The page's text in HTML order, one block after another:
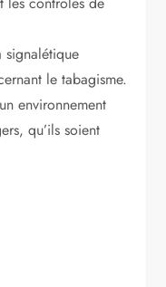
signalétique
le tabagisme.
environnement
qu’ils soient